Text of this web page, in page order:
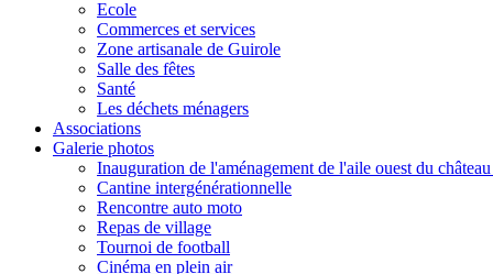
Ecole
Commerces et services
Zone artisanale de Guirole
Salle des fêtes
Santé
Les déchets ménagers
Associations
Galerie photos
Inauguration de l'aménagement de l'aile ouest du
Cantine intergénérationnelle
Rencontre auto moto
Repas de village
Tournoi de football
Cinéma en plein air